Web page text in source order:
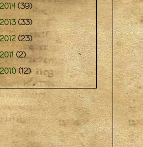
2014(39)
2013(33)
2012(23)
2011(2)
2010(12)